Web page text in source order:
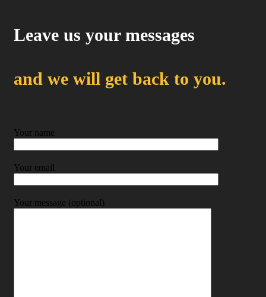
Leave us your messages
and we will get back to you.
Your name
Your email
Your message (optional)